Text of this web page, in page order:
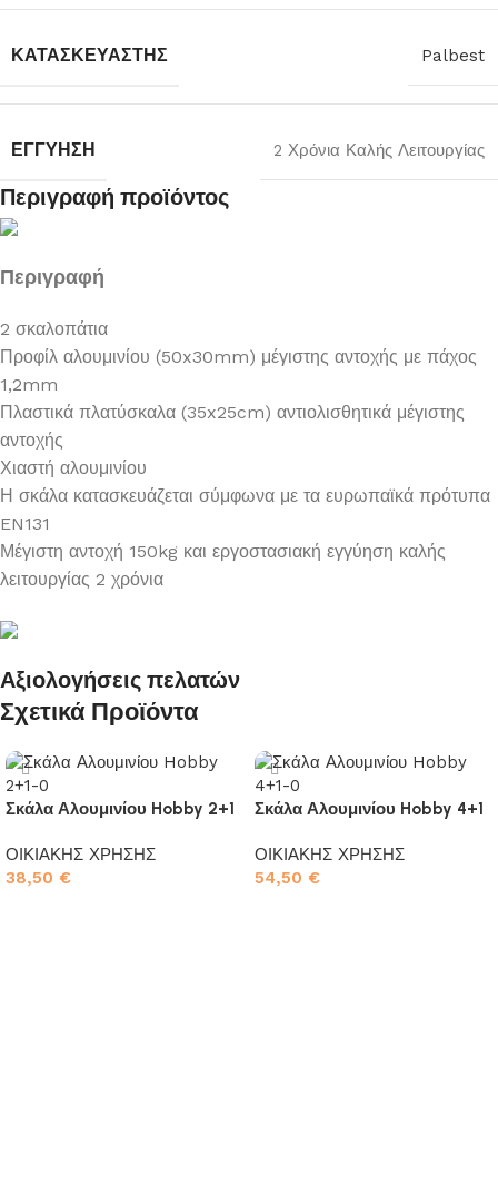
ΚΑΤΑΣΚΕΥΑΣΤΉΣ Palbest
ΕΓΓΎΗΣΗ 2 Χρόνια Καλής Λειτουργίας
Περιγραφή προϊόντος
Περιγραφή
2 σκαλοπάτια
Προφίλ αλουμινίου (50x30mm) μέγιστης αντοχής με πάχος
1,2mm
Πλαστικά πλατύσκαλα (35x25cm) αντιολισθητικά μέγιστης
αντοχής
Χιαστή αλουμινίου
Η σκάλα κατασκευάζεται σύμφωνα με τα ευρωπαϊκά πρότυπα
EN131
Μέγιστη αντοχή 150kg και εργοστασιακή εγγύηση καλής
λειτουργίας 2 χρόνια
Αξιολογήσεις πελατών
Σχετικά Προϊόντα
Σκάλα Αλουμινίου Hobby 2+1
ΟΙΚΙΑΚΗΣ ΧΡΗΣΗΣ
38,50 €
Σκάλα Αλουμινίου Hobby 4+1
ΟΙΚΙΑΚΗΣ ΧΡΗΣΗΣ
54,50 €